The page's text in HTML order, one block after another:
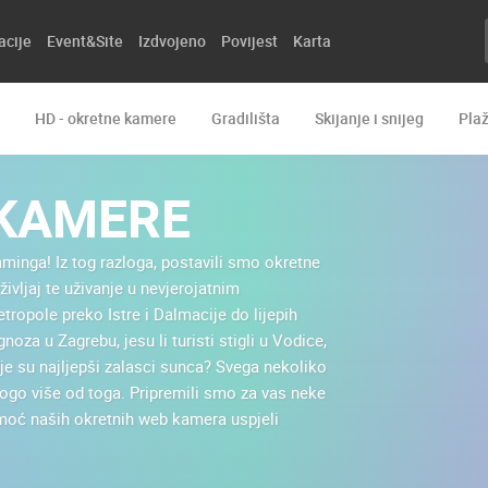
Event&Site Izdvojeno Povijest Karta
HD - okretne kamere Gradilišta Skijanje i snijeg
Iz tog razloga, postavili smo okretne
te uživanje u nevjerojatnim
preko Istre i Dalmacije do lijepih
u Zagrebu, jesu li turisti stigli u Vodice,
su najljepši zalasci sunca? Svega nekoliko
više od toga. Pripremili smo za vas neke
naših okretnih web kamera uspjeli